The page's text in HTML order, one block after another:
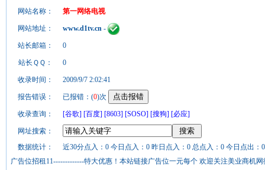
网站名称：
第一网络电视
网站地址： www.d1tv.cn -
站长邮箱： 0
站长ＱＱ： 0
收录时间： 2009/9/7 2:02:41
报告错误： 已报错：(0)次
收录查询： [谷歌] [百度] [8603] [SOSO] [搜狗] [必应]
网址搜索：
数据统计：
近30分点入：0 今日点入：0 昨日点入：0 总点入：0 今日点出：
广告位招租11-------------特大优惠！本站链接广告位一元每个 欢迎关注美业商机